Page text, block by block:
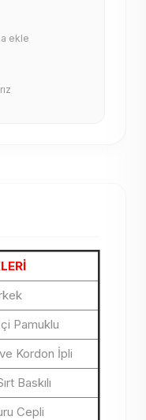
ekle
Pamuklu
Kordon İpli
Baskılı
Cepli